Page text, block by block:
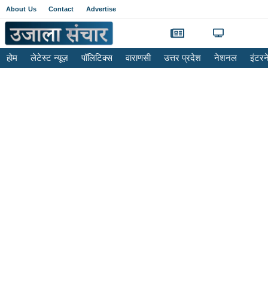
About Us Contact Advertise
होम लेटेस्ट न्यूज़ पॉलिटिक्स वाराणसी उत्तर प्रदेश नेशनल